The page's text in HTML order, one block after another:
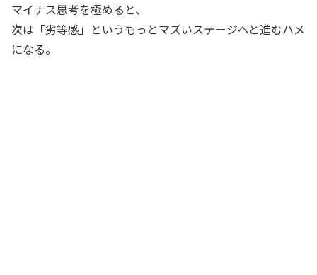
マイナス思考を極めると、
次は「劣等感」というもっとマズいステージへと進むハメ
になる。